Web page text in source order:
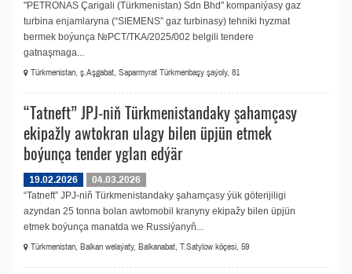
"PETRONAS Çarigali (Türkmenistan) Sdn Bhd" kompaniýasy gaz
turbina enjamlaryna (“SIEMENS” gaz turbinasy) tehniki hyzmat
bermek boýunça №PCT/TKA/2025/002 belgili tendere
gatnaşmaga...
Türkmenistan, ş.Aşgabat, Saparmyrat Türkmenbaşy şaýoly, 81
“Tatneft” JPJ-niň Türkmenistandaky şahamçasy
ekipažly awtokran ulagy bilen üpjün etmek
boýunça tender yglan edýär
19.02.2026
04.03.2026
“Tatneft” JPJ-niň Türkmenistandaky şahamçasy ýük göterijiligi
azyndan 25 tonna bolan awtomobil kranyny ekipažy bilen üpjün
etmek boýunça manatda we Russiýanyň...
Türkmenistan, Balkan welaýaty, Balkanabat, T.Satylow köçesi, 59